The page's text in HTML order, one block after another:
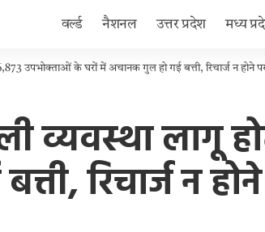
वर्ल्ड नैशनल उत्तर प्रदेश मध्य
66,873 उपभोक्ताओं के घरों में अचानक गुल हो गई बत्ती, रिचार्ज न होने
व्यवस्था लागू
रिचार्ज न